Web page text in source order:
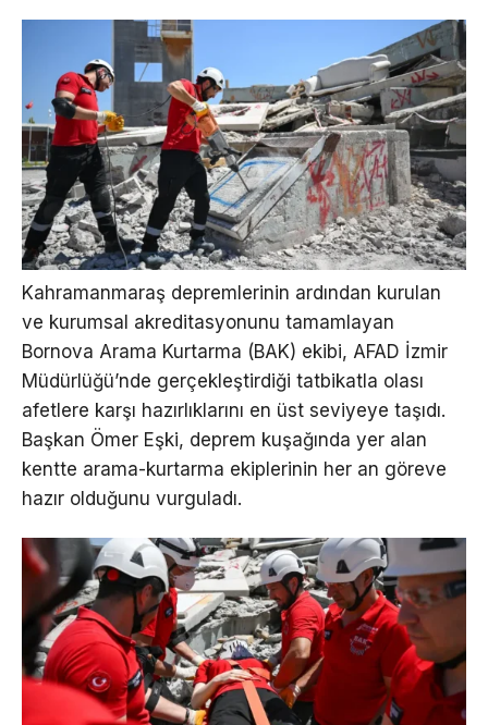
Kahramanmaraş depremlerinin ardından kurulan
ve kurumsal akreditasyonunu tamamlayan
Bornova Arama Kurtarma (BAK) ekibi, AFAD İzmir
Müdürlüğü’nde gerçekleştirdiği tatbikatla olası
afetlere karşı hazırlıklarını en üst seviyeye taşıdı.
Başkan Ömer Eşki, deprem kuşağında yer alan
kentte arama-kurtarma ekiplerinin her an göreve
hazır olduğunu vurguladı.